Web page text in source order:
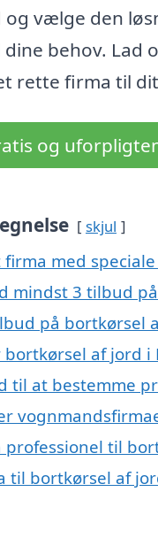
vælge den
behov. Lad
rette firma til
og
skjul
firma med
mindst 3 tilbud
på bortkørsel
bortkørsel af jord i
til at bestemme
professionel til
til bortkørsel af